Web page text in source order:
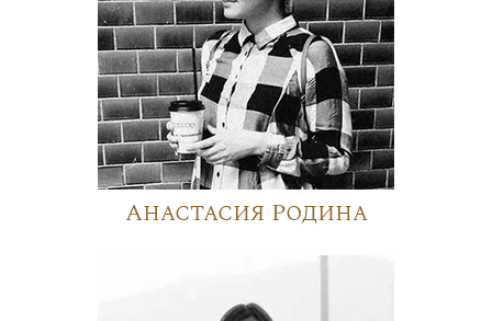
Анастасия Родина